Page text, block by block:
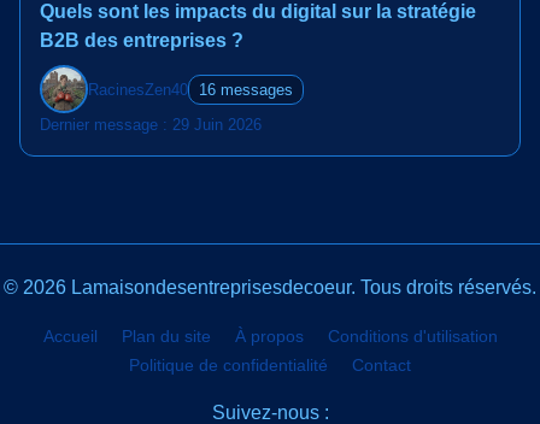
Quels sont les impacts du digital sur la stratégie
B2B des entreprises ?
RacinesZen40
16 messages
Dernier message : 29 Juin 2026
© 2026 Lamaisondesentreprisesdecoeur. Tous droits réservés.
Accueil Plan du site À propos
Conditions d'utilisation
Politique de confidentialité
Contact
Suivez-nous :